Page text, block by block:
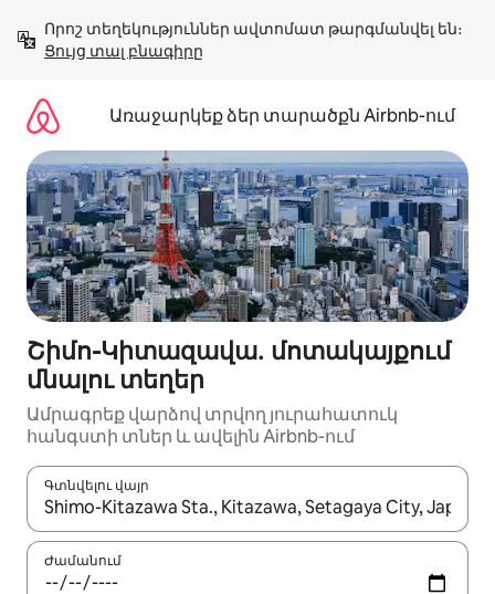
բովանդակությանը
Ցույց տալ բնագիրը
Առաջարկեք ձեր տարածքն Airbnb-ում
Շիմո-Կիտազավա․ մոտակայքում
մնալու տեղեր
Ամրագրեք վարձով տրվող յուրահատուկ
հանգստի տներ և ավելին Airbnb-ում
Գտնվելու վայր
Երբ արդյունքները հասանելի լինեն, սլաքների
Ժամանում